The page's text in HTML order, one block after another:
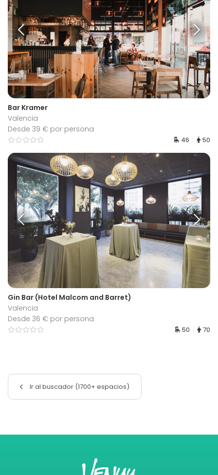
Bar Kramer
Valencia
Desde 39 € por persona
46 50
Gin Bar (Hotel Malcom and Barret)
Valencia
Desde 36 € por persona
50 70
Ir al buscador (1700+ espacios)